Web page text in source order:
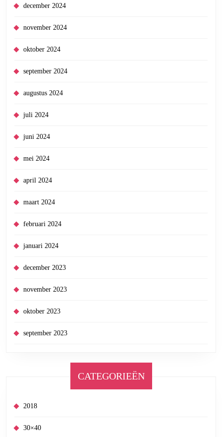
december 2024
november 2024
oktober 2024
september 2024
augustus 2024
juli 2024
juni 2024
mei 2024
april 2024
maart 2024
februari 2024
januari 2024
december 2023
november 2023
oktober 2023
september 2023
CATEGORIEËN
2018
30×40